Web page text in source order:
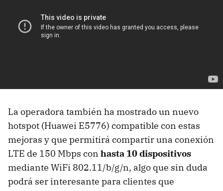
La operadora también ha mostrado un nuevo
hotspot (Huawei E5776) compatible con estas
mejoras y que permitirá compartir una conexión
LTE de 150 Mbps con hasta 10 dispositivos
mediante WiFi 802.11/b/g/n, algo que sin duda
podrá ser interesante para clientes que